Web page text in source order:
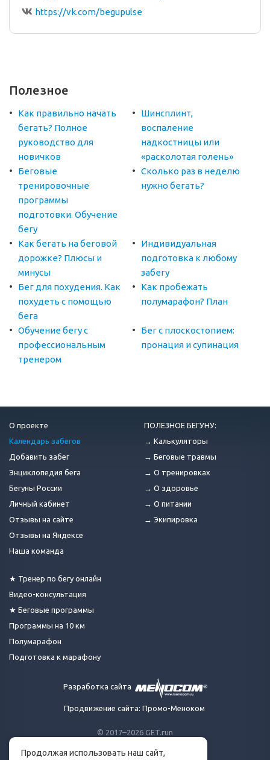
https://vk.com/begupulse
Полезное
Как правильно начать
бегать? Полное
руководство для
новичков
Шинсплинт,
воспаление
надкостницы или
«расколотая голень»
Беговые
тренировочные
программы
подготовки. Обучение
бегу
Сколько раз в неделю
нужно бегать?
Как бегать на беговой
дорожке? Плюсы и
минусы
Индивидуальная
подготовка к любому
забегу
Бег для похудения. Как
похудеть с помощью
бега
Как пробежать
полумарафон? План
Обучение бегу с
профессиональным
тренером
Бег с плоскостопием:
пронация и супинация
© 2017–2026 GET.run
Сделано с ❤ бегунами
О проекте
Календарь забегов
Добавить забег
Энциклопедия бега
Бегуны России
Личный кабинет
Отзывы на сайте
Отзывы на Яндексе
Наша команда
★ Тренер по бегу онлайн
Видео-консультация
★ Беговые программы
Программы на 10 км
Полумарафон
Подготовка к марафону
ПОЛЕЗНОЕ БЕГУНУ:
→ Калькуляторы
→ Беговые травмы
→ О тренировках
→ О здоровье
→ О питании
→ Экипировка
Разработка сайта
Продвижение сайта: Промо-Меноком
Продолжая использовать наш сайт,